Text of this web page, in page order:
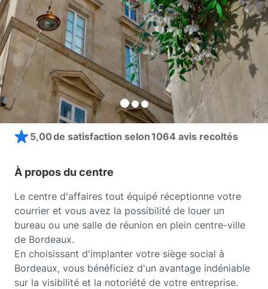
5,00 de satisfaction selon1064 avis recoltés
À propos du centre
Le centre d'affaires tout équipé réceptionne votre
courrier et vous avez la possibilité de louer un
bureau ou une salle de réunion en plein centre-ville
de Bordeaux.
En choisissant d'implanter votre siège social à
Bordeaux, vous bénéficiez d'un avantage indéniable
sur la visibilité et la notoriété de votre entreprise.